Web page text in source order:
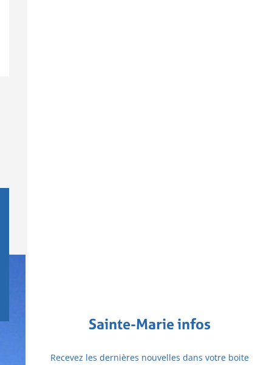
Sainte-Marie infos
Recevez les dernières nouvelles dans votre boite